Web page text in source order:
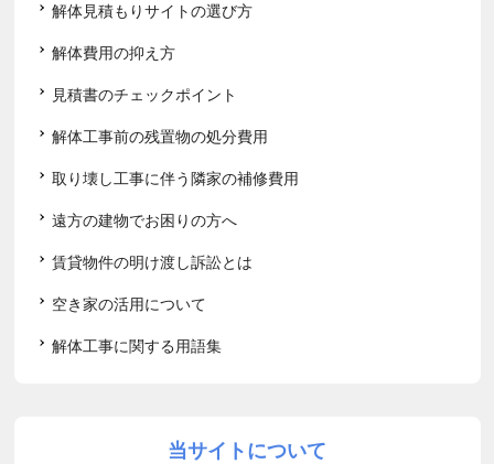
解体見積もりサイトの選び方
解体費用の抑え方
見積書のチェックポイント
解体工事前の残置物の処分費用
取り壊し工事に伴う隣家の補修費用
遠方の建物でお困りの方へ
賃貸物件の明け渡し訴訟とは
空き家の活用について
解体工事に関する用語集
当サイトについて